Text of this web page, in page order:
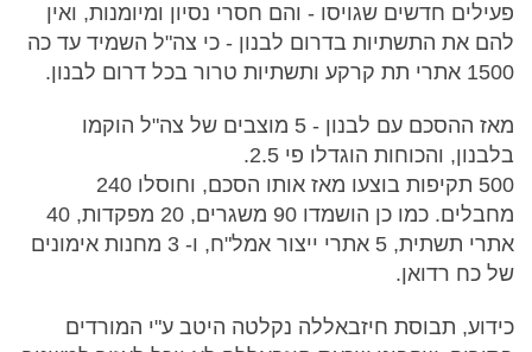
פעילים חדשים שגויסו - והם חסרי נסיון ומיומנות, ואין
להם את התשתיות בדרום לבנון - כי צה"ל השמיד עד כה
1500 אתרי תת קרקע ותשתיות טרור בכל דרום לבנון.
מאז ההסכם עם לבנון - 5 מוצבים של צה"ל הוקמו
בלבנון, והכוחות הוגדלו פי 2.5.
500 תקיפות בוצעו מאז אותו הסכם, וחוסלו 240
מחבלים. כמו כן הושמדו 90 משגרים, 20 מפקדות, 40
אתרי תשתית, 5 אתרי ייצור אמל"ח, ו- 3 מחנות אימונים
של כח רדואן.
כידוע, תבוסת חיזבאללה נקלטה היטב ע"י המורדים